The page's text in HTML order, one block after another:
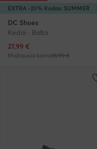
EXTRA -25% Kodas: SUMMER
DC Shoes
Kedai · Balta
Dabartinė kaina
27,99 €
Mažiausia kaina31,99 €